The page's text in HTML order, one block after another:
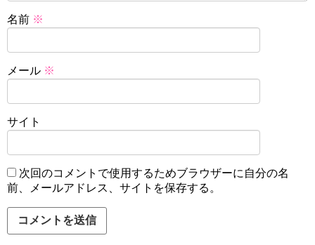
名前 ※
メール ※
サイト
次回のコメントで使用するためブラウザーに自分の名
前、メールアドレス、サイトを保存する。